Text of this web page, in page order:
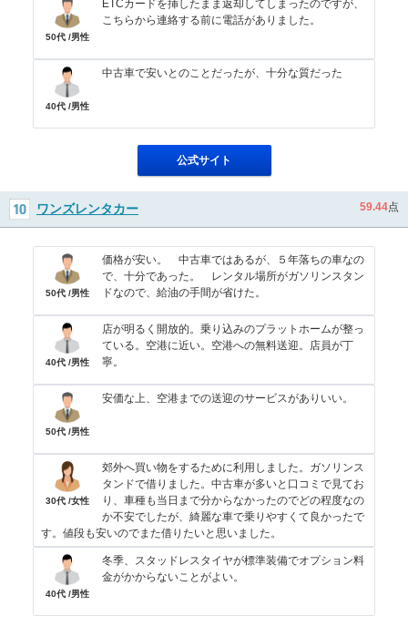
50代 /男性
ETCカードを挿したまま返却してしまったのですが、
こちらから連絡する前に電話がありました。
40代 /男性
中古車で安いとのことだったが、十分な質だった
公式サイト
ワンズレンタカー 59.44点
50代 /男性
価格が安い。 中古車ではあるが、５年落ちの車なの
で、十分であった。 レンタル場所がガソリンスタン
ドなので、給油の手間が省けた。
40代 /男性
店が明るく開放的。乗り込みのプラットホームが整っ
ている。空港に近い。空港への無料送迎。店員が丁
寧。
50代 /男性
安価な上、空港までの送迎のサービスがありいい。
30代 /女性
郊外へ買い物をするために利用しました。ガソリンス
タンドで借りました。中古車が多いと口コミで見てお
り、車種も当日まで分からなかったのでどの程度なの
か不安でしたが、綺麗な車で乗りやすくて良かったで
す。値段も安いのでまた借りたいと思いました。
40代 /男性
冬季、スタッドレスタイヤが標準装備でオプション料
金がかからないことがよい。